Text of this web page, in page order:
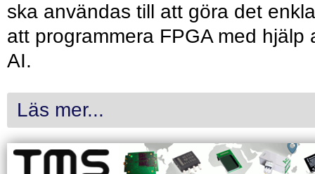
ska användas till att göra det
att programmera FPGA med hjälp
AI.
Läs mer...